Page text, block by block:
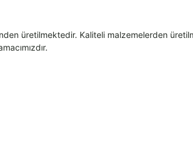
üretilmektedir. Kaliteli malzemelerden